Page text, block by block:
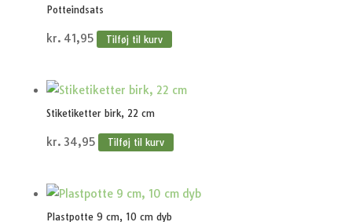
Potteindsats
kr. 41,95 Tilføj til kurv
Stiketiketter birk, 22 cm
kr. 34,95 Tilføj til kurv
Plastpotte 9 cm, 10 cm dyb